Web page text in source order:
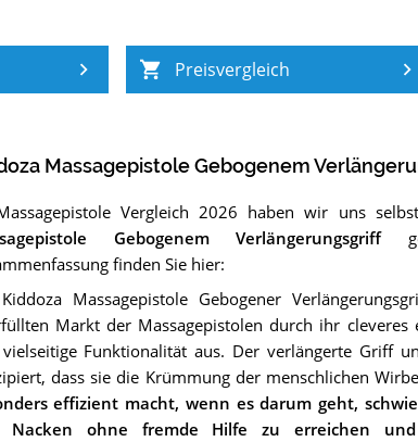
Preisvergleich
Massagepistole Gebogenem
Vergleich 2026 haben wir uns
Gebogenem Verlängerungsgriff
finden Sie hier:
Massagepistole Gebogener
Markt der Massagepistolen durch ihr cleveres
Funktionalität aus. Der verlängerte Griff
dass sie die Krümmung der menschlichen
effizient macht, wenn es darum geht,
Nacken ohne fremde Hilfe zu erreichen